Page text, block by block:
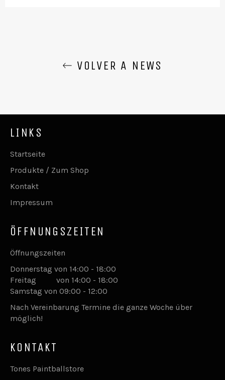
VOLVER A NEWS
LINKS
Startseite
Produkte / Zum Shop
Kontakt
Impressum
ÖFFNUNGSZEITEN
Öffnungszeiten
Donnerstag von 14:00 - 18:00
Freitag von 14:00 - 18:00
Samstag von 09:00 - 12:00
Nach Vereinbarung Termine die ganze Woche über
möglich!
KONTAKT
Tones Paintballstore